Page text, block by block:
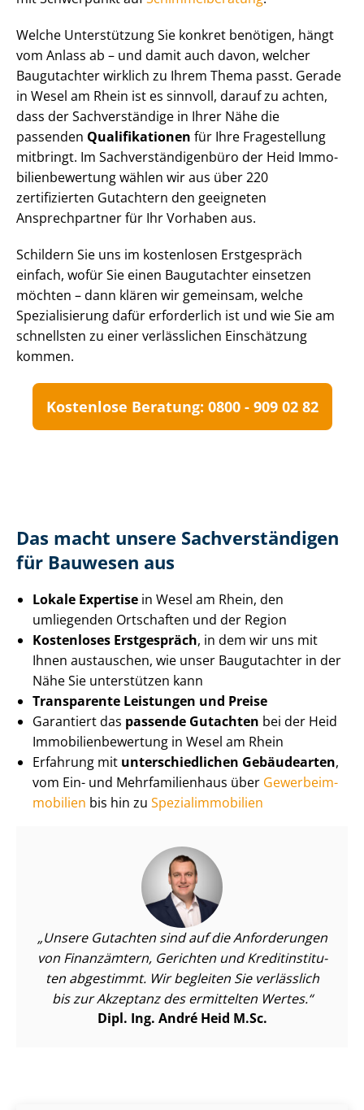
Welche Unterstützung Sie konkret benötigen, hängt
vom Anlass ab – und damit auch davon, welcher
Baugutachter wirklich zu Ihrem Thema passt. Gerade
in Wesel am Rhein ist es sinnvoll, darauf zu achten,
dass der Sachverständige in Ihrer Nähe die
passenden Qualifikationen für Ihre Fragestellung
mitbringt. Im Sach­ver­stän­di­gen­bü­ro der Heid Im­mo­
bi­li­en­be­wer­tung wählen wir aus über 220
zertifizierten Gutachtern den geeigneten
Ansprechpartner für Ihr Vorhaben aus.
Schildern Sie uns im kostenlosen Erstgespräch
einfach, wofür Sie einen Baugutachter einsetzen
möchten – dann klären wir gemeinsam, welche
Spezialisierung dafür erforderlich ist und wie Sie am
schnellsten zu einer verlässlichen Einschätzung
kommen.
Kostenlose Beratung: 0800 - 909 02 82
Das macht unsere Sach­ver­stän­di­gen
für Bauwesen aus
Lokale Expertise in Wesel am Rhein, den
umliegenden Ortschaften und der Region
Kostenloses Erstgespräch, in dem wir uns mit
Ihnen austauschen, wie unser Baugutachter in der
Nähe Sie unterstützen kann
Transparente Leistungen und Preise
Garantiert das passende Gutachten bei der Heid
Im­mo­bi­li­en­be­wer­tung in Wesel am Rhein
Erfahrung mit un­ter­schied­li­chen Gebäudearten,
vom Ein- und Mehr­fa­mi­li­en­haus über Ge­wer­be­im­
mo­bi­li­en bis hin zu Spe­zi­al­im­mo­bi­li­en
Unsere Gutachten sind auf die Anforderungen
von Finanzämtern, Gerichten und Kre­dit­in­sti­tu­
ten abgestimmt. Wir begleiten Sie verlässlich
bis zur Akzeptanz des ermittelten Wertes.
Dipl. Ing. André Heid M.Sc.